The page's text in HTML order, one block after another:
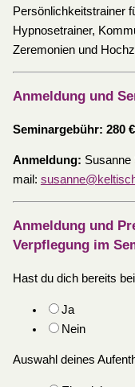
Persönlichkeitstrainer
Hypnosetrainer,
Zeremonien und
Anmeldung und
Seminargebühr: 280 €
Anmeldung: Susanne
mail:
Anmeldung und
Verpflegung im
Hast du dich bereits
Ja
Nein
Auswahl deines